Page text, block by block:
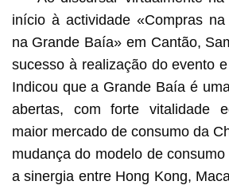
início à actividade «Compras
na Grande Baía» em Cantão,
sucesso à realização do evento
Indicou que a Grande Baía é
abertas, com forte vitalidade
maior mercado de consumo da
mudança do modelo de
a sinergia entre Hong Kong,